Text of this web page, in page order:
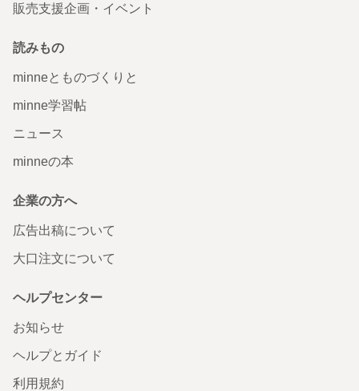
販売支援企画・イベント
読みもの
minneとものづくりと
minne学習帖
ニュース
minneの本
企業の方へ
広告出稿について
大口注文について
ヘルプセンター
お知らせ
ヘルプとガイド
利用規約